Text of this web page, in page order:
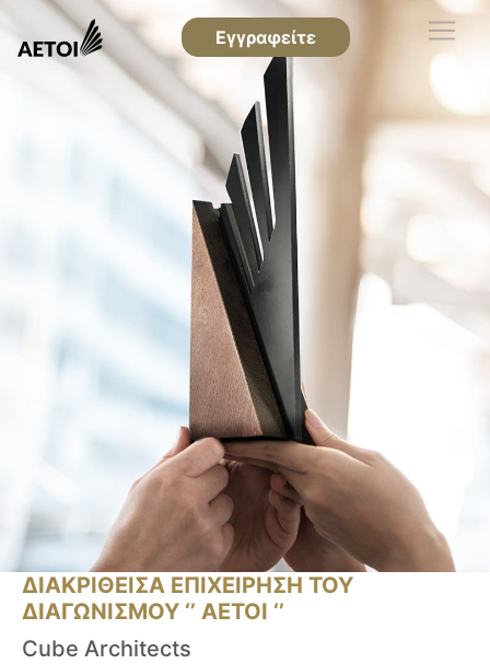
Εγγραφείτε
ΔΙΑΚΡΙΘΕΙΣΑ ΕΠΙΧΕΙΡΗΣΗ ΤΟΥ
ΔΙΑΓΩΝΙΣΜΟΥ ‘’ ΑΕΤΟΙ ‘’
Cube Architects